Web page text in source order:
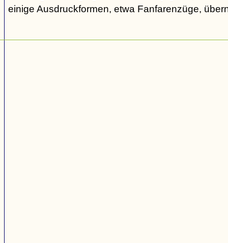
einige Ausdruckformen, etwa Fanfarenzüge,